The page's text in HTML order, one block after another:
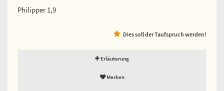
Philipper 1,9
Dies soll der Taufspruch werden!
Erläuterung
Merken